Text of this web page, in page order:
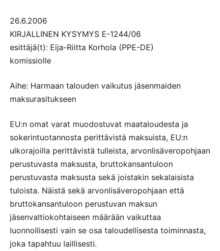
26.6.2006
KIRJALLINEN KYSYMYS E-1244/06
esittäjä(t): Eija-Riitta Korhola (PPE-DE)
komissiolle
Aihe: Harmaan talouden vaikutus jäsenmaiden
maksurasitukseen
EU:n omat varat muodostuvat maataloudesta ja
sokerintuotannosta perittävistä maksuista, EU:n
ulkorajoilla perittävistä tulleista, arvonlisäveropohjaan
perustuvasta maksusta, bruttokansantuloon
perustuvasta maksusta sekä joistakin sekalaisista
tuloista. Näistä sekä arvonlisäveropohjaan että
bruttokansantuloon perustuvan maksun
jäsenvaltiokohtaiseen määrään vaikuttaa
luonnollisesti vain se osa taloudellisesta toiminnasta,
joka tapahtuu laillisesti.